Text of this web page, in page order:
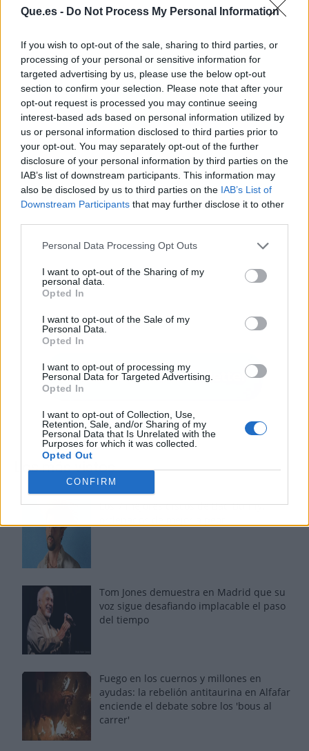
Que.es - Do Not Process My Personal Information
If you wish to opt-out of the sale, sharing to third parties, or
processing of your personal or sensitive information for
targeted advertising by us, please use the below opt-out
section to confirm your selection. Please note that after your
opt-out request is processed you may continue seeing
interest-based ads based on personal information utilized by
us or personal information disclosed to third parties prior to
your opt-out. You may separately opt-out of the further
disclosure of your personal information by third parties on the
IAB’s list of downstream participants. This information may
also be disclosed by us to third parties on the IAB’s List of
Downstream Participants that may further disclose it to other
Personal Data Processing Opt Outs
I want to opt-out of the Sharing of my
personal data.
Opted In
I want to opt-out of the Sale of my
Personal Data.
Opted In
I want to opt-out of processing my
Personal Data for Targeted Advertising.
Opted In
I want to opt-out of Collection, Use,
Retention, Sale, and/or Sharing of my
Personal Data that Is Unrelated with the
Purposes for which it was collected.
Opted Out
CONFIRM
Publicidad
Los más vistos
Los 7 mejores discos de Bad Bunny,
Tom Jones demuestra en Madrid que su
voz sigue desafiando implacable el paso
del tiempo
Fuego en los cuernos y millones en
ayudas: la rebelión antitaurina en Alfafar
enciende el debate sobre los 'bous al
carrer'